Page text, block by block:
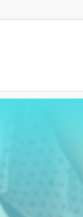
Nacionales +